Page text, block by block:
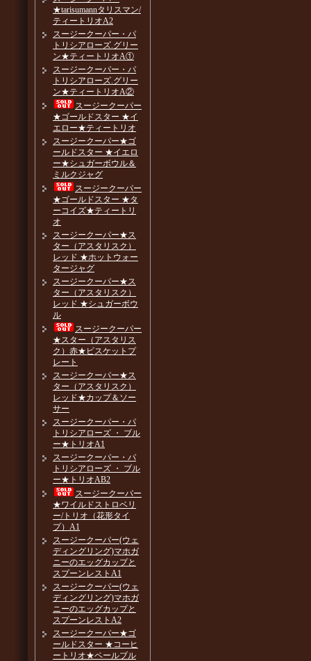
★tarisumannタリスマン/
ティートリオA2
スージークーパー・パ
トリシアローズ.グリー
ン★ティートリオA①
スージークーパー・パ
トリシアローズ.グリー
ン★ティートリオA②
スージークーパー
★ゴールドスター ★イ
エロー★ティートリオ
スージークーパー★ゴ
ールドスター ★イエロ
ー★シュガーボウル＆
ミルクジャグ
スージークーパー
★ゴールドスター ★タ
ーコイズ★ティートリ
オ
スージークーパー★ス
ター（アスタリスク）
レッド ★ホットウォー
タージャグ
スージークーパー★ス
ター（アスタリスク）
レッド ★シュガーボウ
ル
スージークーパー
★スター（アスタリス
ク）赤★ビスケットプ
レート
スージークーパー★ス
ター（アスタリスク）
レッド★カップ＆ソー
サー
スージークーパー・パ
トリシアローズ ・ ブル
ー★トリオA1
スージークーパー・パ
トリシアローズ ・ ブル
ー★トリオAB2
スージークーパー
★ワイルドストロベリ
ー/トリオ（花形タイ
プ）A1
スージークーパー(ウェ
ディングリング)マホガ
ニーのエッグカップと
スプーンレストA1
スージークーパー(ウェ
ディングリング)マホガ
ニーのエッグカップと
スプーンレストA2
スージークーパー★ゴ
ールドスター ★コーヒ
ートリオ★ペールブル